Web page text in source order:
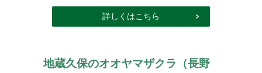
詳しくはこちら
地蔵久保のオオヤマザクラ（長野